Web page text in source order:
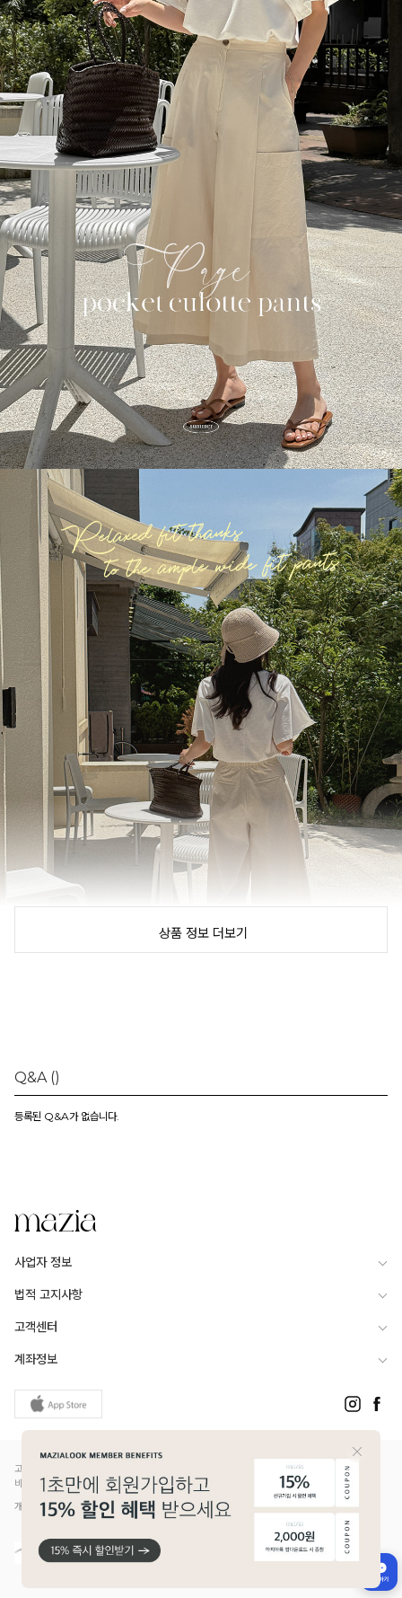
상품 정보 더보기
Q&A ()
등록된 Q&A가 없습니다.
사업자 정보
법적 고지사항
고객센터
계좌정보
고객님은 안전거래를 위해 현금 등으로 결제 시 저희 쇼핑몰에서 가입한 PG사의 구매안전서
비스를 이용하실 수 있습니다.
개인정보보호배상책임보험(Ⅱ) 가입 - 메리츠화재 증권번호 14610-1327